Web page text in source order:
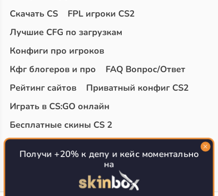
Скачать CS
FPL игроки CS2
Лучшие CFG по загрузкам
Конфиги про игроков
Кфг блогеров и про
FAQ Вопрос/Ответ
Рейтинг сайтов
Приватный конфиг CS2
Играть в CS:GO онлайн
Бесплатные скины CS 2
Топ сайтов с халявой КС 2
О проекте
Получи +20% к депу и кейс моментально
на